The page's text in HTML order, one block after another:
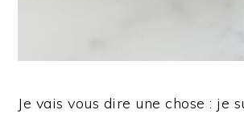
Je vais vous dire une chose : je